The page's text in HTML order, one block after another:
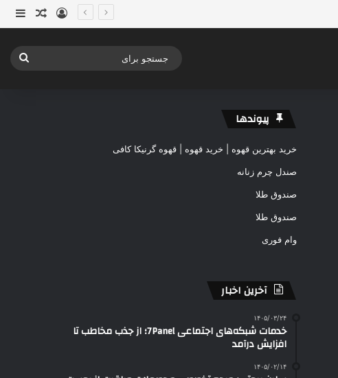
ورود نوشته
پیوندها
خرید بهترین قهوه | خرید قهوه | قهوه گرنیکا کافی
صندل چرم زنانه
صندوق طلا
صندوق طلا
وام فوری
آخرین اخبار
۱۴۰۵/۰۳/۲۴
خدمات شبکه‌های اجتماعی 7Panel؛ از جذب مخاطب تا
افزایش درآمد
۱۴۰۵/۰۲/۱۴